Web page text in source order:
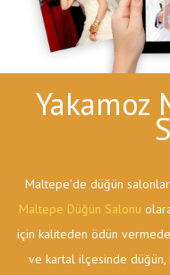
Yakamoz
Maltepe'de düğün
Maltepe Düğün Salonu
için kaliteden ödün
ve kartal ilçesinde düğün,